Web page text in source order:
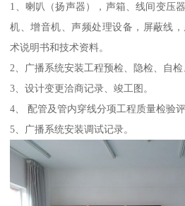
1、喇叭（扬声器），声箱、线间变压
机、增音机、声频处理设备，屏蔽线
术说明书和技术资料。
2、广播系统安装工程预检、隐检、自检
3、设计变更洽商记录、竣工图。
4、 配管及管内穿线分项工程质量检验评
5、广播系统安装调试记录。